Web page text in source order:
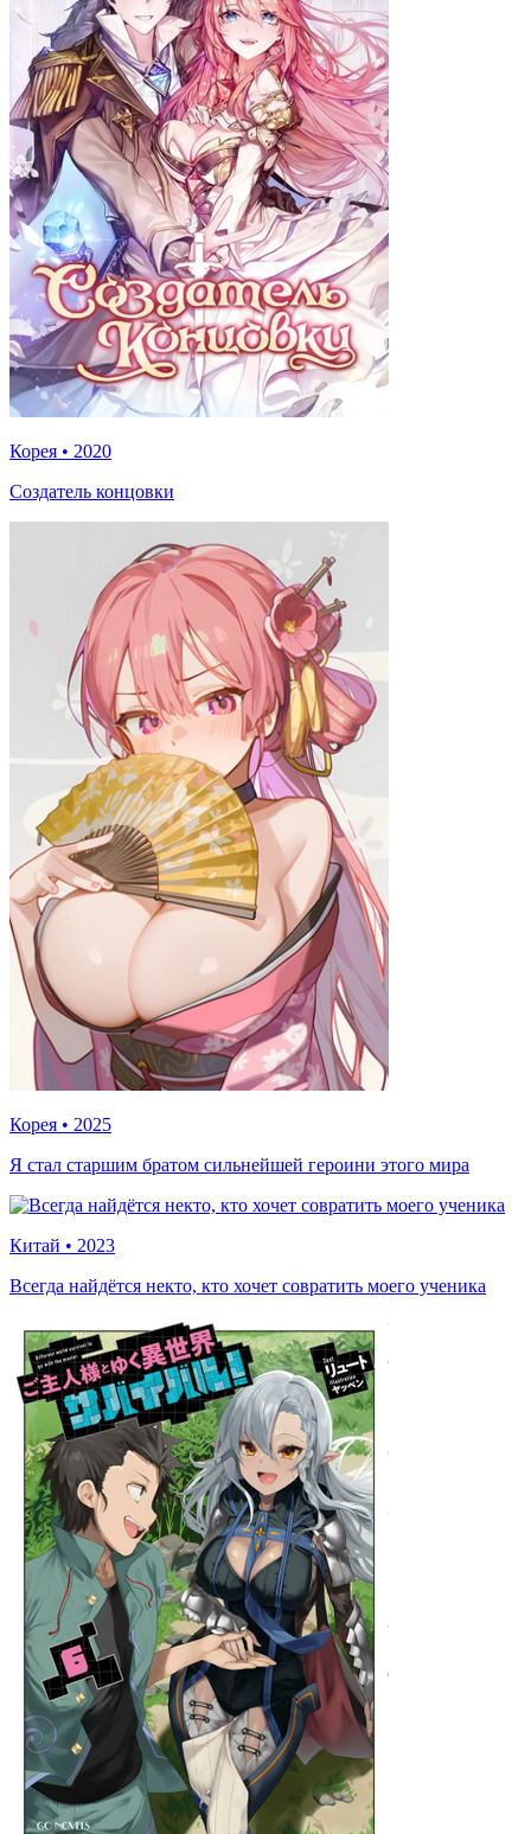
Корея • 2020
Создатель концовки
Корея • 2025
Я стал старшим братом сильнейшей героини этого мира
Китай • 2023
Всегда найдётся некто, кто хочет совратить моего ученика